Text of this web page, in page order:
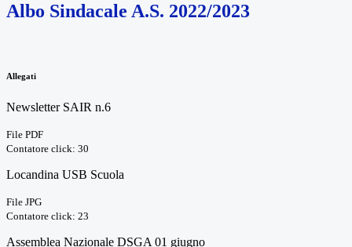
Albo Sindacale A.S. 2022/2023
Allegati
Newsletter SAIR n.6
File PDF
Contatore click: 30
Locandina USB Scuola
File JPG
Contatore click: 23
Assemblea Nazionale DSGA 01 giugno